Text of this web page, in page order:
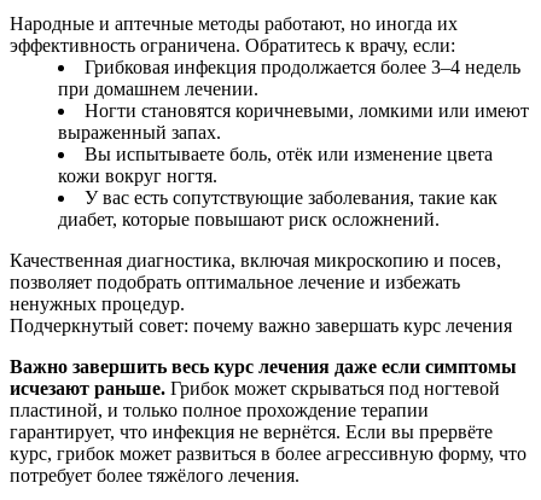
Народные и аптечные методы работают, но иногда их
эффективность ограничена. Обратитесь к врачу, если:
Грибковая инфекция продолжается более 3–4 недель
при домашнем лечении.
Ногти становятся коричневыми, ломкими или имеют
выраженный запах.
Вы испытываете боль, отёк или изменение цвета
кожи вокруг ногтя.
У вас есть сопутствующие заболевания, такие как
диабет, которые повышают риск осложнений.
Качественная диагностика, включая микроскопию и посев,
позволяет подобрать оптимальное лечение и избежать
ненужных процедур.
Подчеркнутый совет: почему важно завершать курс лечения
Важно завершить весь курс лечения даже если симптомы
исчезают раньше. Грибок может скрываться под ногтевой
пластиной, и только полное прохождение терапии
гарантирует, что инфекция не вернётся. Если вы прервёте
курс, грибок может развиться в более агрессивную форму, что
потребует более тяжёлого лечения.